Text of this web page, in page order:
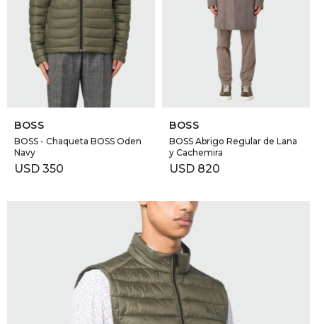
SELECCIONAR TALLE
BOSS
BOSS - Chaqueta BOSS Oden
Navy
USD 350
SELECCIONAR TALLE
BOSS
BOSS Abrigo Regular de Lana
y Cachemira
USD 820